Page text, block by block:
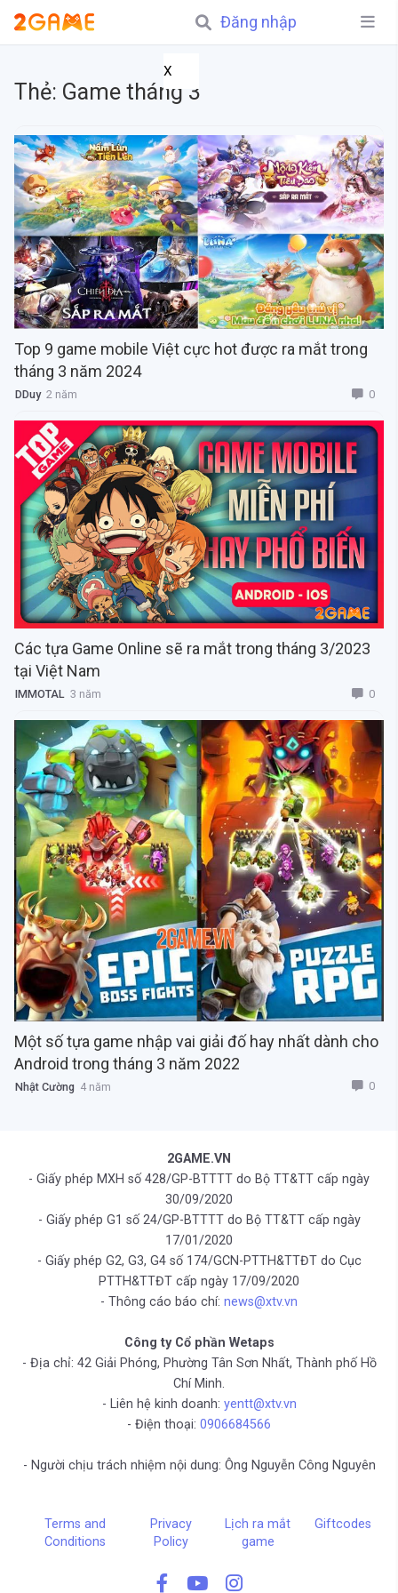
Đăng nhập
X
Thẻ: Game tháng 3
Top 9 game mobile Việt cực hot được ra mắt trong
tháng 3 năm 2024
DDuy2 năm 0
Các tựa Game Online sẽ ra mắt trong tháng 3/2023
tại Việt Nam
IMMOTAL 3 năm 0
Một số tựa game nhập vai giải đố hay nhất dành cho
Android trong tháng 3 năm 2022
Nhật Cường 4 năm 0
2GAME.VN
- Giấy phép MXH số 428/GP-BTTTT do Bộ TT&TT cấp ngày
30/09/2020
- Giấy phép G1 số 24/GP-BTTTT do Bộ TT&TT cấp ngày
17/01/2020
- Giấy phép G2, G3, G4 số 174/GCN-PTTH&TTĐT do Cục
PTTH&TTĐT cấp ngày 17/09/2020
- Thông cáo báo chí: news@xtv.vn
Công ty Cổ phần Wetaps
- Địa chỉ: 42 Giải Phóng, Phường Tân Sơn Nhất, Thành phố Hồ
Chí Minh.
- Liên hệ kinh doanh: yentt@xtv.vn
- Điện thoại: 0906684566
- Người chịu trách nhiệm nội dung: Ông Nguyễn Công Nguyên
Terms and
Conditions
Privacy
Policy
Lịch ra mắt
game
Giftcodes